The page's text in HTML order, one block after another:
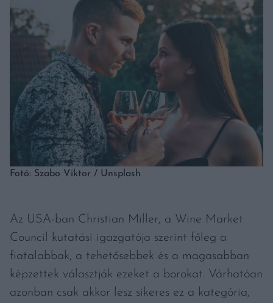
Fotó: Szabo Viktor / Unsplash
Az USA-ban Christian Miller, a Wine Market
Council kutatási igazgatója szerint főleg a
fiatalabbak, a tehetősebbek és a magasabban
képzettek választják ezeket a borokat. Várhatóan
azonban csak akkor lesz sikeres ez a kategória,